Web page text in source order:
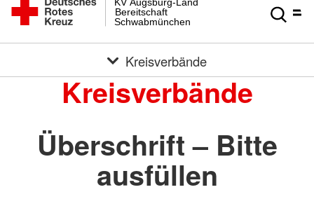
Schwabmünchen
Bereitschaft
Kreisverbände
Kreisverbände
Überschrift – Bitte
ausfüllen